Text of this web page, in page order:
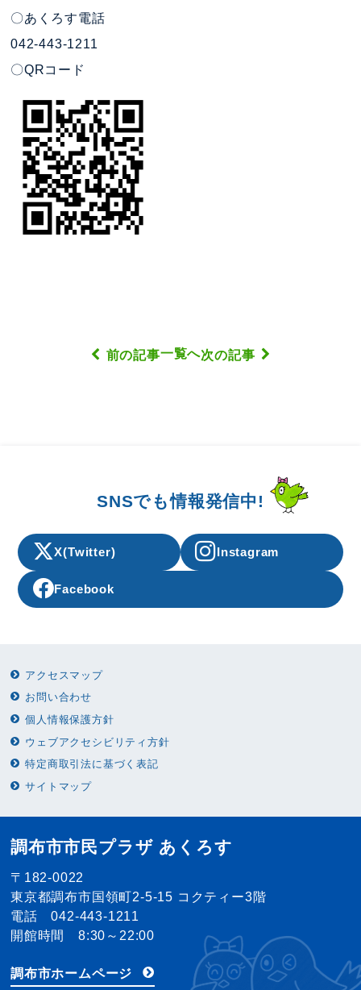
〇あくろす電話
042-443-1211
〇QRコード
前の記事一覧へ次の記事
SNSでも情報発信中!
X(Twitter) Instagram
Facebook
アクセスマップ
お問い合わせ
個人情報保護方針
ウェブアクセシビリティ方針
特定商取引法に基づく表記
サイトマップ
調布市市民プラザ あくろす
〒182-0022
東京都調布市国領町2-5-15 コクティー3階
電話 042-443-1211
開館時間 8:30～22:00
調布市ホームページ